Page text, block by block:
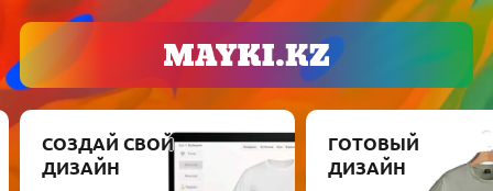
СОЗДАЙ СВОЙ
ДИЗАЙН
ГОТОВЫЙ
ДИЗАЙН